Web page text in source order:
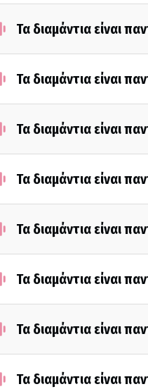
Τα διαμάντια είναι
Τα διαμάντια είναι
Τα διαμάντια είναι
Τα διαμάντια είναι
Τα διαμάντια είναι
Τα διαμάντια είναι
Τα διαμάντια είναι
Τα διαμάντια είναι